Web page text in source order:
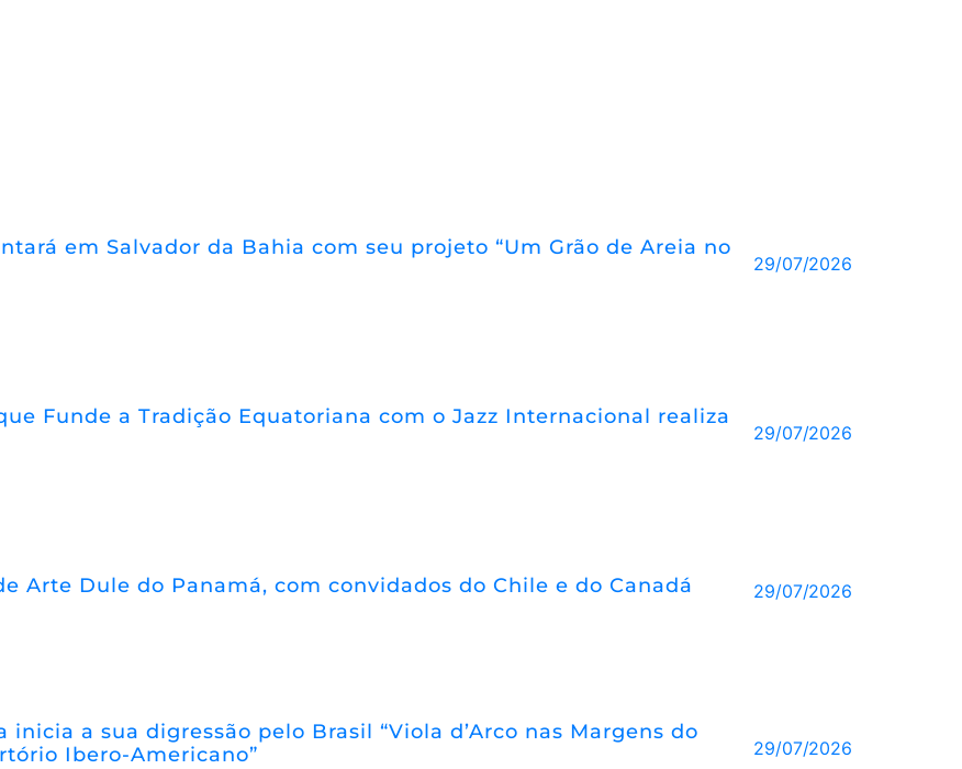
em Salvador da Bahia com seu projeto “Um Grão de Areia no
29/07/2026
Funde a Tradição Equatoriana com o Jazz Internacional realiza
29/07/2026
Arte Dule do Panamá, com convidados do Chile e do Canadá 29/07/2026
a sua digressão pelo Brasil “Viola d’Arco nas Margens do
Ibero-Americano”
29/07/2026